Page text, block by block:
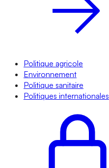
Politique agricole
Environnement
Politique sanitaire
Politiques internationales